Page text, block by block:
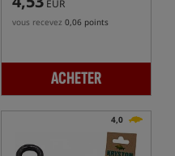
EUR
vous recevez 0,06 points
ACHETER
4,0